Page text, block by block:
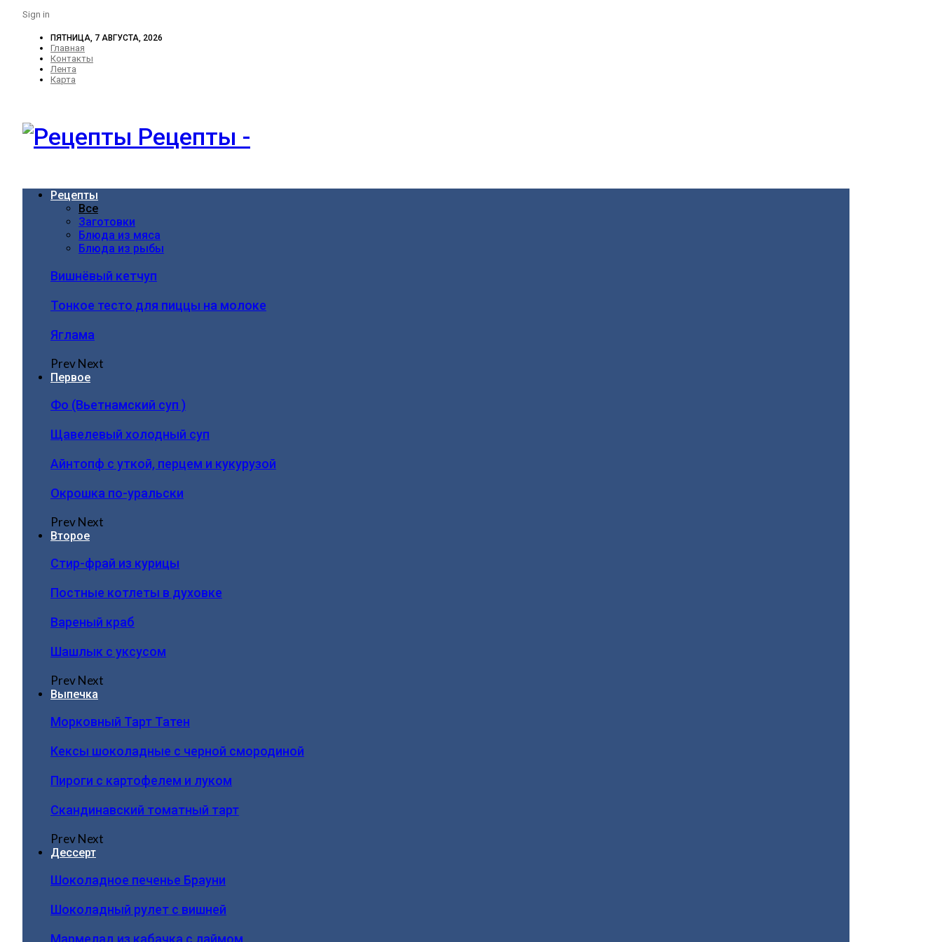
Sign in
ПЯТНИЦА, 7 АВГУСТА, 2026
Главная
Контакты
Лента
Карта
Рецепты -
Рецепты
Все
Заготовки
Блюда из мяса
Блюда из рыбы
Вишнёвый кетчуп
Тонкое тесто для пиццы на молоке
Яглама
PrevNext
Первое
Фо (Вьетнамский суп )
Щавелевый холодный суп
Айнтопф с уткой, перцем и кукурузой
Окрошка по-уральски
PrevNext
Второе
Стир-фрай из курицы
Постные котлеты в духовке
Вареный краб
Шашлык с уксусом
PrevNext
Выпечка
Морковный Тарт Татен
Кексы шоколадные с черной смородиной
Пироги c картофелем и луком
Скандинавский томатный тарт
PrevNext
Дессерт
Шоколадное печенье Брауни
Шоколадный рулет с вишней
Мармелад из кабачка с лаймом